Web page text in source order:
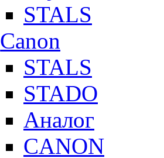
STALS
Canon
STALS
STADO
Аналог
CANON